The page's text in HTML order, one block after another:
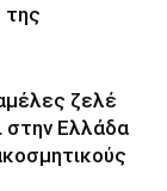
της
ζελέ
στην Ελλάδα